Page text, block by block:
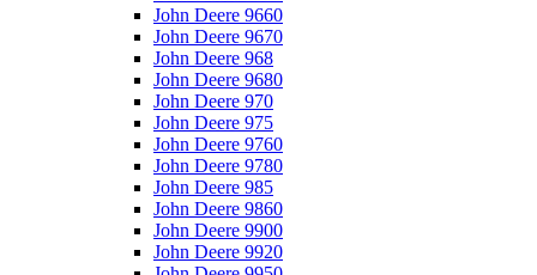
John Deere 9660
John Deere 9670
John Deere 968
John Deere 9680
John Deere 970
John Deere 975
John Deere 9760
John Deere 9780
John Deere 985
John Deere 9860
John Deere 9900
John Deere 9920